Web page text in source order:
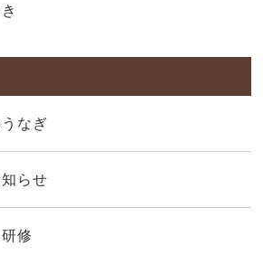
なぎ
らせ
修